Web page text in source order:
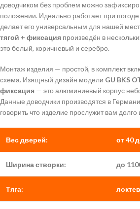
доводчиком без проблем можно
положении. Идеально работает при
делает его универсальным для нашей
тягой + фиксация произведён в
это белый, коричневый и серебро.
Монтаж изделия — простой, в комплект
схема. Изящный дизайн модели GU BKS
фиксация — это алюминиевый корпус
Данные доводчики производятся в
говорить что изделие прослужит вам долго
Вес дверей: от 40
Ширина створки: до
Тяга: